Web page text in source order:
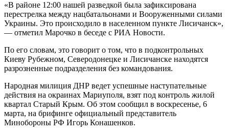
«В районе 12:00 нашей разведкой была зафиксирована
перестрелка между нацбатальонами и Вооруженными силами
Украины. Это происходило в населенном пункте Лисичанск»,
— отметил Марочко в беседе с РИА Новости.
По его словам, это говорит о том, что в подконтрольных
Киеву Рубежном, Северодонецке и Лисичанске находятся
разрозненные подразделения без командования.
Народная милиция ДНР ведет успешные наступательные
действия на окраинах Мариуполя, взят под контроль жилой
квартал Старый Крым. Об этом сообщил в воскресенье, 6
марта, на брифинге официальный представитель
Минобороны РФ Игорь Конашенков.